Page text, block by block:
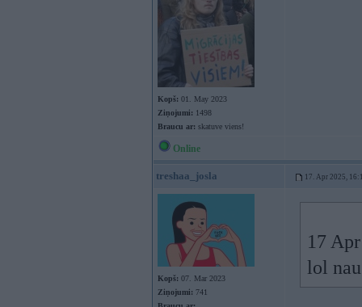
Kopš: 01. May 2023
Ziņojumi: 1498
Braucu ar: skatuve viens!
Online
treshaa_josla 17. Apr 2025,
Kopš: 07. Mar 2023
Ziņojumi: 741
17
lol